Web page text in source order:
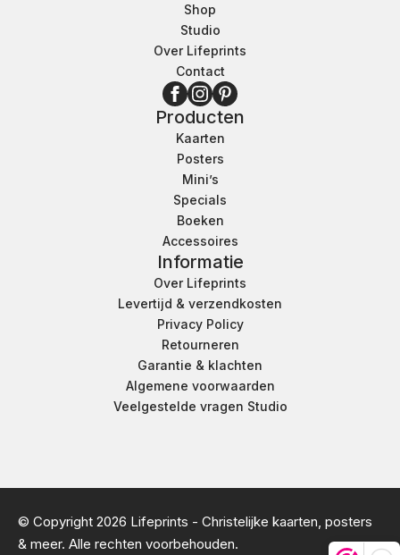
Shop
Studio
Over Lifeprints
Contact
Producten
Kaarten
Posters
Mini’s
Specials
Boeken
Accessoires
Informatie
Over Lifeprints
Levertijd & verzendkosten
Privacy Policy
Retourneren
Garantie & klachten
Algemene voorwaarden
Veelgestelde vragen Studio
© Copyright 2026 Lifeprints - Christelijke kaarten, posters
& meer. Alle rechten voorbehouden.